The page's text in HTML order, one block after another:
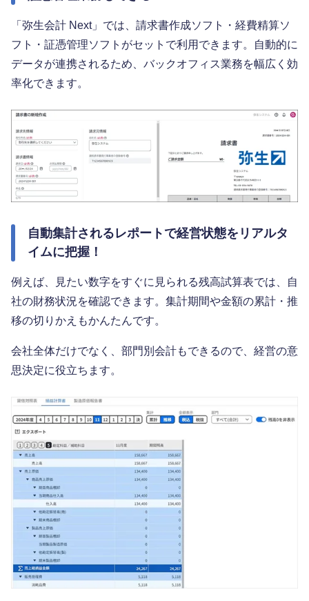
「弥生会計 Next」では、請求書作成ソフト・経費精算ソ
フト・証憑管理ソフトがセットで利用できます。自動的に
データが連携されるため、バックオフィス業務を幅広く効
率化できます。
自動集計されるレポートで経営状態をリアルタ
イムに把握！
例えば、見たい数字をすぐに見られる残高試算表では、自
社の財務状況を確認できます。集計期間や金額の累計・推
移の切りかえもかんたんです。
会社全体だけでなく、部門別会計もできるので、経営の意
思決定に役立ちます。